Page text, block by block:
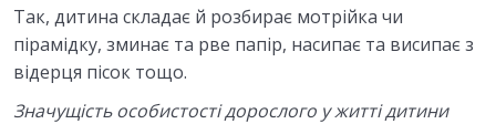
Так, дитина складає й розбирає мотрійка чи
пірамідку, зминає та рве папір, насипає та висипає з
відерця пісок тощо.
Значущість особистості дорослого у житті дитини